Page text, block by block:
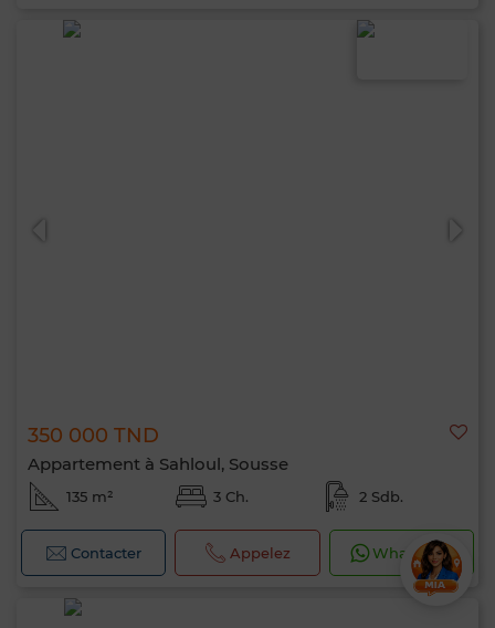
350 000 TND
Appartement à Sahloul, Sousse
135 m² 3 Ch. 2 Sdb.
Contacter Appelez WhatsApp